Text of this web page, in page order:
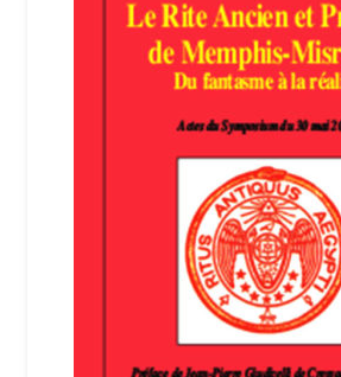
Login Customizer
Politique de confidentialité et cookies
Qui sommes-nous ?
Soutien à Philippe Randa
Suivi de la Commande